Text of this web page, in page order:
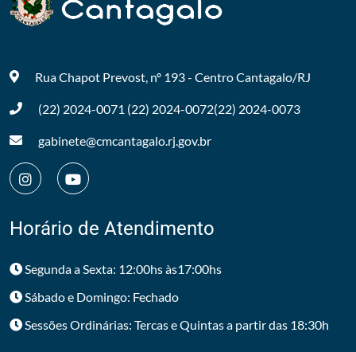
Rua Chapot Prevost, nº 193 - CentroCantagalo/RJ
(22) 2024-0071 (22) 2024-0072(22) 2024-0073
gabinete@cmcantagalo.rj.gov.br
Horário de Atendimento
Segunda a Sexta: 12:00hs às17:00hs
Sábado e Domingo: Fechado
Sessões Ordinárias: Tercas e Quintas a partir das 18:30h